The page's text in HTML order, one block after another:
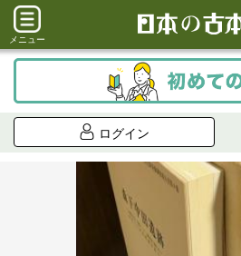
メニュー
ログイン